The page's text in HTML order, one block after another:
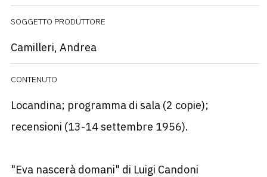
SOGGETTO PRODUTTORE
Camilleri, Andrea
CONTENUTO
Locandina; programma di sala (2 copie);
recensioni (13-14 settembre 1956).
"Eva nascerà domani" di Luigi Candoni